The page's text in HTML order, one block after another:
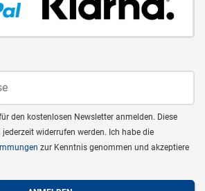
den kostenlosen Newsletter anmelden. Diese
widerrufen werden. Ich habe die
zur Kenntnis genommen und akzeptiere